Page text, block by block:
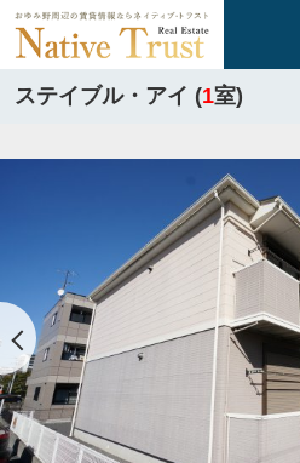
ステイブル・アイ (1室)